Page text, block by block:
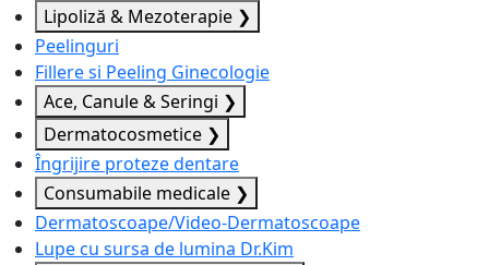
Lipoliză & Mezoterapie ❯
Peelinguri
Fillere si Peeling Ginecologie
Ace, Canule & Seringi ❯
Dermatocosmetice ❯
Îngrijire proteze dentare
Consumabile medicale ❯
Dermatoscoape/Video-Dermatoscoape
Lupe cu sursa de lumina Dr.Kim